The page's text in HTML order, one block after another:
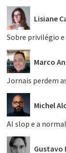
Lisiane
Sobre privilégio
Marco
Jornais perdem
Michel
AI slop e a
Gustavo